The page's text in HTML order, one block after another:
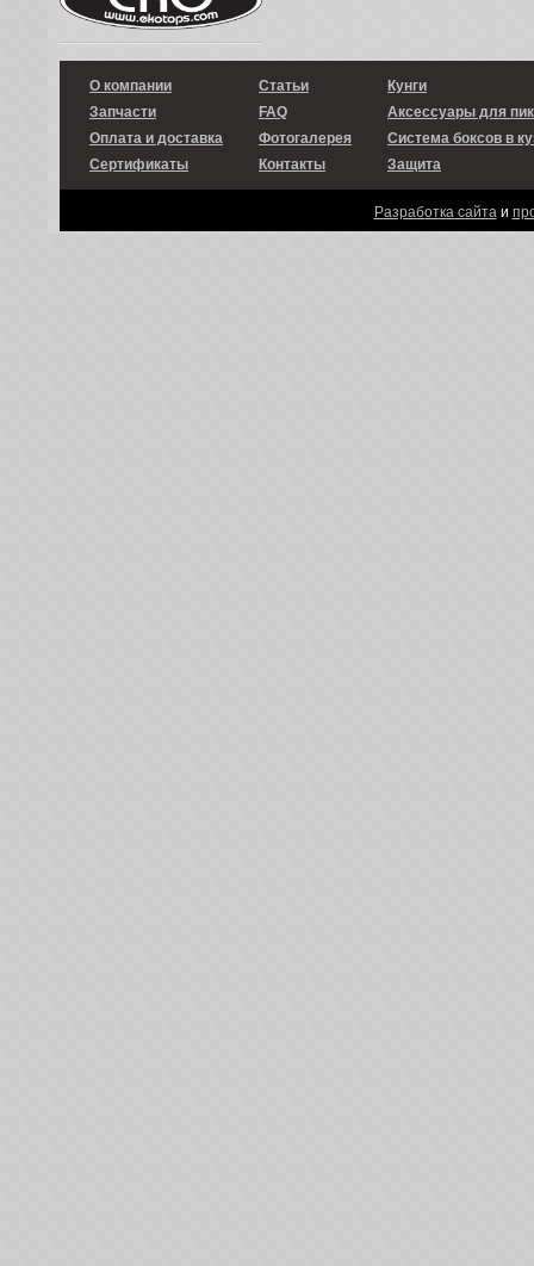
О компании
Запчасти
Оплата и доставка
Сертификаты
Статьи
FAQ
Фотогалерея
Контакты
Кунги
Аксессуары для
Система боксов в
Защита
Разработка сайтаи